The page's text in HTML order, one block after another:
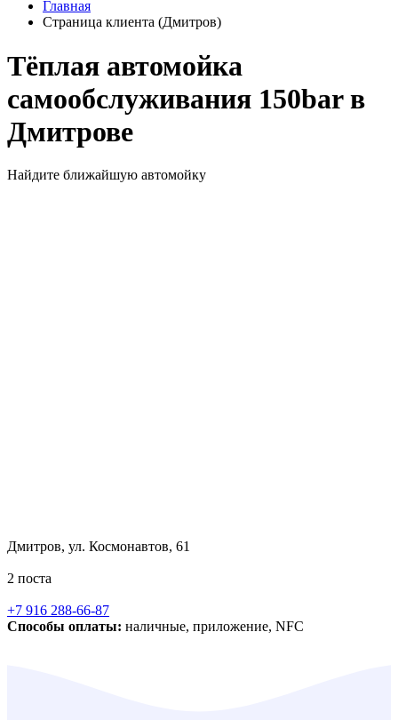
Главная
Страница клиента (Дмитров)
Тёплая автомойка
самообслуживания 150bar в
Дмитрове
Найдите ближайшую автомойку
Дмитров, ул. Космонавтов, 61
2 поста
+7 916 288-66-87
Способы оплаты: наличные, приложение, NFC